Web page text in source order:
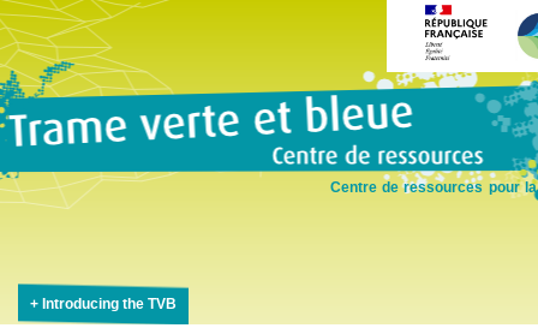
Centre de ressources pour
Introducing the TVB